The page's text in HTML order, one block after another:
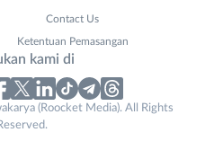
Contact Us
Ketentuan Pemasangan
kami di
(Roocket Media). All Rights